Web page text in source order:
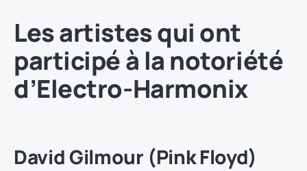
Les artistes qui ont
participé à la notoriété
d’Electro-Harmonix
David Gilmour (Pink Floyd)